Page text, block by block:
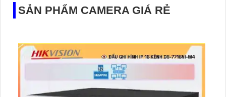
SẢN PHẨM CAMERA GIÁ RẺ